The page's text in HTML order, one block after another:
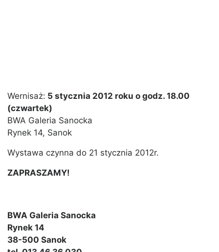
Wernisaż: 5 stycznia 2012 roku o godz. 18.00
(czwartek)
BWA Galeria Sanocka
Rynek 14, Sanok
Wystawa czynna do 21 stycznia 2012r.
ZAPRASZAMY!
BWA Galeria Sanocka
Rynek 14
38-500 Sanok